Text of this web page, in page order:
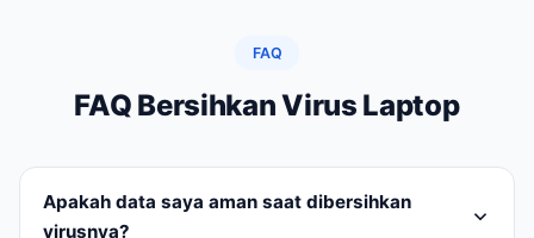
FAQ
FAQ Bersihkan Virus Laptop
Apakah data saya aman saat dibersihkan
virusnya?